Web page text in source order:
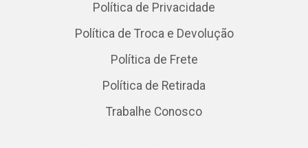
Política de Privacidade
Política de Troca e Devolução
Política de Frete
Política de Retirada
Trabalhe Conosco